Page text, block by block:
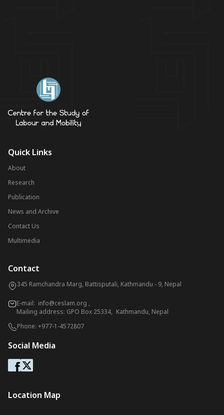
Quick Links
About
Research
Publication
News and Archive
Contact Us
Multimedia
Contact
345 Ramchandra Marg, Battisputali, Kathmandu - 9, Nepal
E-mail: info@ceslam.org ,
Mailing address: GPO Box 25334, Kathmandu, Nepal
Phone: +977-1-4572807
Social Media
Location Map